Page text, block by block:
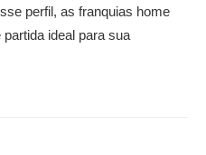
perfil, as franquias home
ideal para sua